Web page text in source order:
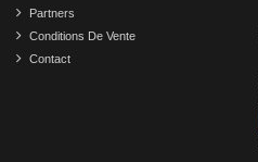
Partners
Conditions De Vente
Contact